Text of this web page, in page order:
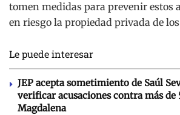
tomen medidas para prevenir estos
en riesgo la propiedad privada de
Le puede interesar
JEP acepta sometimiento de Saúl
verificar acusaciones contra más
Magdalena